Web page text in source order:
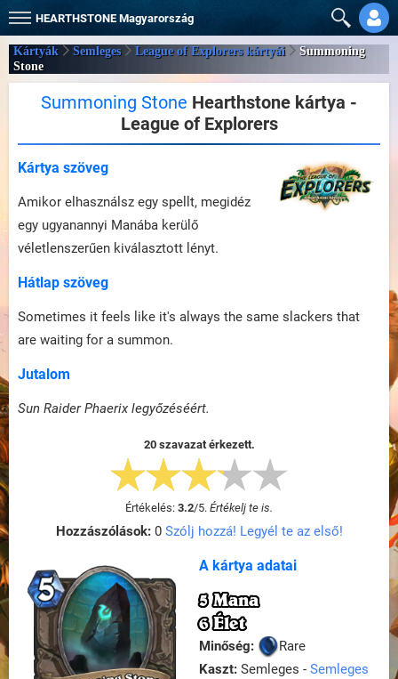
HEARTHSTONE Magyarország
Kártyák Semleges League of Explorers kártyái
Summoning
Stone
Summoning Stone Hearthstone kártya -
League of Explorers
Kártya szöveg
Amikor elhasználsz egy spellt, megidéz
egy ugyanannyi Manába kerülő
véletlenszerűen kiválasztott lényt.
Hátlap szöveg
Sometimes it feels like it's always the same slackers that
are waiting for a summon.
Jutalom
Sun Raider Phaerix legyőzéséért.
20 szavazat érkezett.
Értékelés: 3.2/5. Értékelj te is.
Hozzászólások:0 Szólj hozzá! Legyél te az első!
A kártya adatai
5 Mana
6 Élet
Minőség:
Rare
Kaszt: Semleges - Semleges